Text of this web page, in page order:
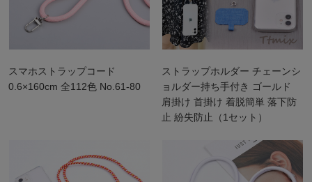
スマホストラップコード
0.6×160cm 全112色 No.61-80
ストラップホルダー チェーンシ
ョルダー持ち手付き ゴールド
肩掛け 首掛け 着脱簡単 落下防
止 紛失防止（1セット）